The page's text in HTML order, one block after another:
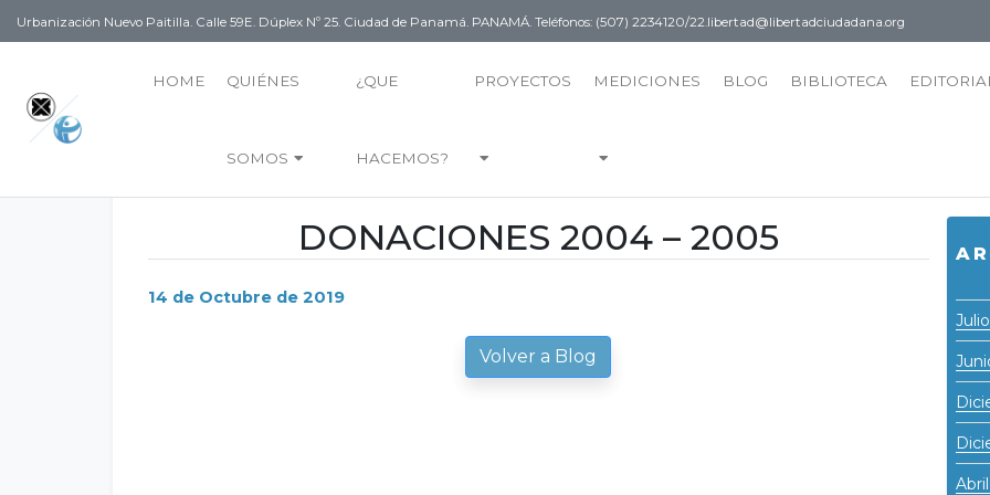
Urbanización Nuevo Paitilla. Calle 59E. Dúplex Nº 25. Ciudad de Panamá. PANAMÁ. Teléfonos: (507) 2234120/22. libertad@libertadciudadana.org
HOME QUIÉNES
SOMOS
¿QUE
HACEMOS?
PROYECTOS MEDICIONES BLOG BIBLIOTECA EDITORIAL
DONACIONES 2004 – 2005
14 de Octubre de 2019
Volver a Blog